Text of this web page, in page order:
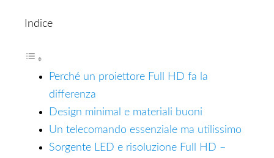
Indice
Perché un proiettore Full HD fa la
differenza
Design minimal e materiali buoni
Un telecomando essenziale ma utilissimo
Sorgente LED e risoluzione Full HD –